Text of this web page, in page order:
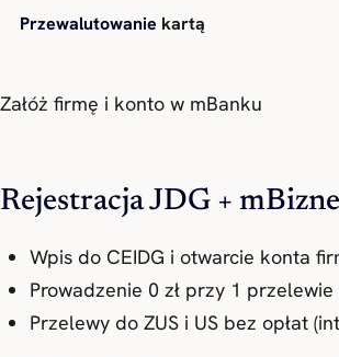
Przewalutowanie kartą
Załóż firmę i konto w mBanku
Rejestracja JDG +
Wpis do CEIDG i otwarcie konta
Prowadzenie 0 zł przy 1
Przelewy do ZUS i US bez opłat